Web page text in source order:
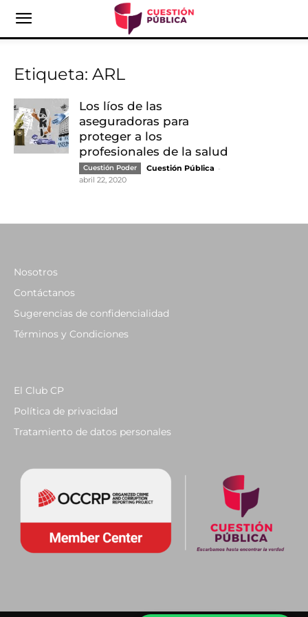
Etiqueta: ARL
Los líos de las
aseguradoras para
proteger a los
profesionales de la salud
Cuestión Poder Cuestión Pública -
abril 22, 2020
Nosotros
Contáctanos
Sugerencias de confidencialidad
Términos y Condiciones
El Club CP
Política de privacidad
Tratamiento de datos personales